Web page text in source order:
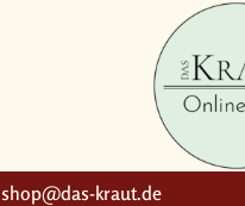
shop@das-kraut.de